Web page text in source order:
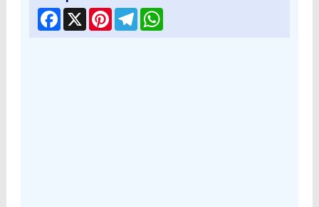
Facebook
X PinterestTelegramWhatsApp